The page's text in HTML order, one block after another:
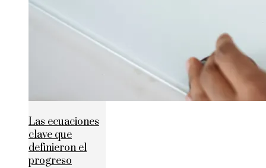
Las ecuaciones
clave que
definieron el
progreso